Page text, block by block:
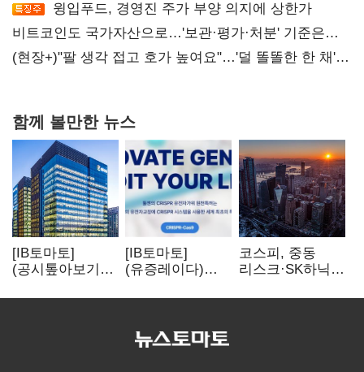
윙입푸드, 경영진 주가 부양 의지에 상한가
비트코인도 국가자산으로…'보관·평가·처분' 기준은
숙제
(현장+)"팔 생각 접고 호가 높여요"…'덜 똘똘한 한 채'
함께 볼만한 뉴스
[IB토마토]
(공시톺아보기)
바로 매출로
[IB토마토]
(유증레이다)
3분의 1 토막…
비용부터 챙긴다
코스피, 중동
리스크·SK하닉
뒷걸음